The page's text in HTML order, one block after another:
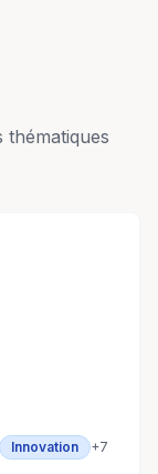
thématiques
Innovation +7